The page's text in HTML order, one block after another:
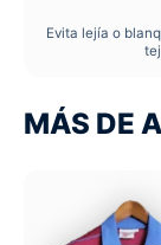
Evita lejía o
MÁS DE